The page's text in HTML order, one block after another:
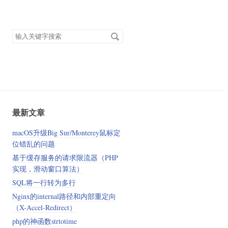
搜
最新文章
macOS升级Big Sur/Monterey鼠标定
位错乱的问题
基于缓存服务的请求限流器（PHP
实现，滑动窗口算法）
SQL将一行转为多行
Nginx的internal路径和内部重定向
（X-Accel-Redirect）
php的神函数strtotime